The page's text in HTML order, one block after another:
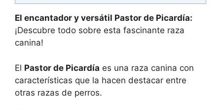
El encantador y versátil Pastor de Picardía:
¡Descubre todo sobre esta fascinante raza
canina!
El Pastor de Picardía es una raza canina con
características que la hacen destacar entre
otras razas de perros.